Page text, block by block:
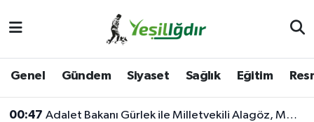
Genel Gündem Siyaset Sağlık Eğitim
00:47 Adalet Bakanı Gürlek ile Milletvekili Alagöz, MHP İl Başkanlığını Ziyaret Etti